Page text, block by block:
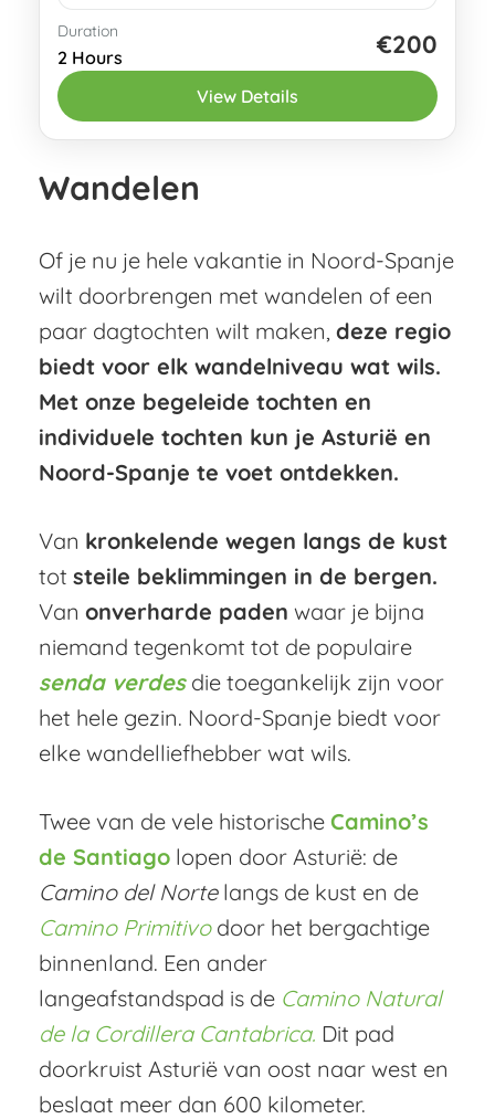
Deze begeleide wandeltour toont je de
hoogtepunten van Oviedo, de
hoofdstad van Asturië. Samen met een
lokale, Nederlandstalige privégids
verken je de oude binnenstad, de...
1-10 People
Duration
2 Hours €200
View Details
Wandelen
Of je nu je hele vakantie in Noord-Spanje
wilt doorbrengen met wandelen of een
paar dagtochten wilt maken, deze regio
biedt voor elk wandelniveau wat wils.
Met onze begeleide tochten en
individuele tochten kun je Asturië en
Noord-Spanje te voet ontdekken.
Van kronkelende wegen langs de kust
tot steile beklimmingen in de bergen.
Van onverharde paden waar je bijna
niemand tegenkomt tot de populaire
senda verdesdie toegankelijk zijn voor
het hele gezin. Noord-Spanje biedt voor
elke wandelliefhebber wat wils.
Twee van de vele historische Camino’s
de Santiago lopen door Asturië: de
Camino del Nortelangs de kust en de
Camino Primitivodoor het bergachtige
binnenland. Een ander
langeafstandspad is de Camino Natural
de la Cordillera Cantabrica. Dit pad
doorkruist Asturië van oost naar west en
beslaat meer dan 600 kilometer.